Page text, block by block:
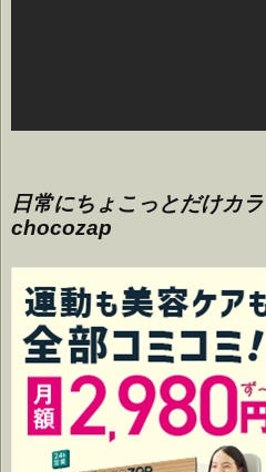
日常にちょこっとだけカ
chocozap